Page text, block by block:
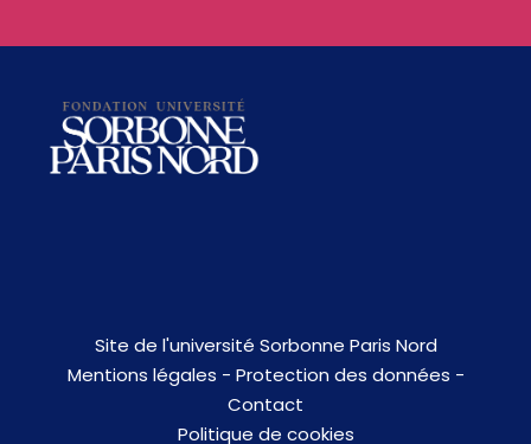
Site de l'université Sorbonne Paris Nord
Mentions légales - Protection des données -
Contact
Politique de cookies